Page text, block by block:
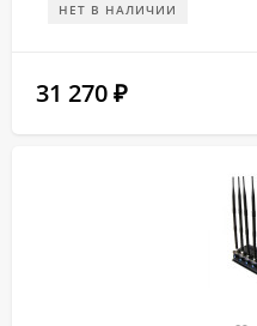
НЕТ В НАЛИЧИИ
31 270 ₽